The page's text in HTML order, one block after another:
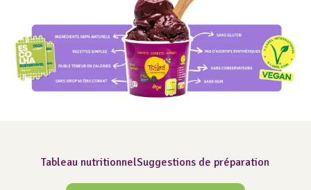
Tableau nutritionnelSuggestions de préparation